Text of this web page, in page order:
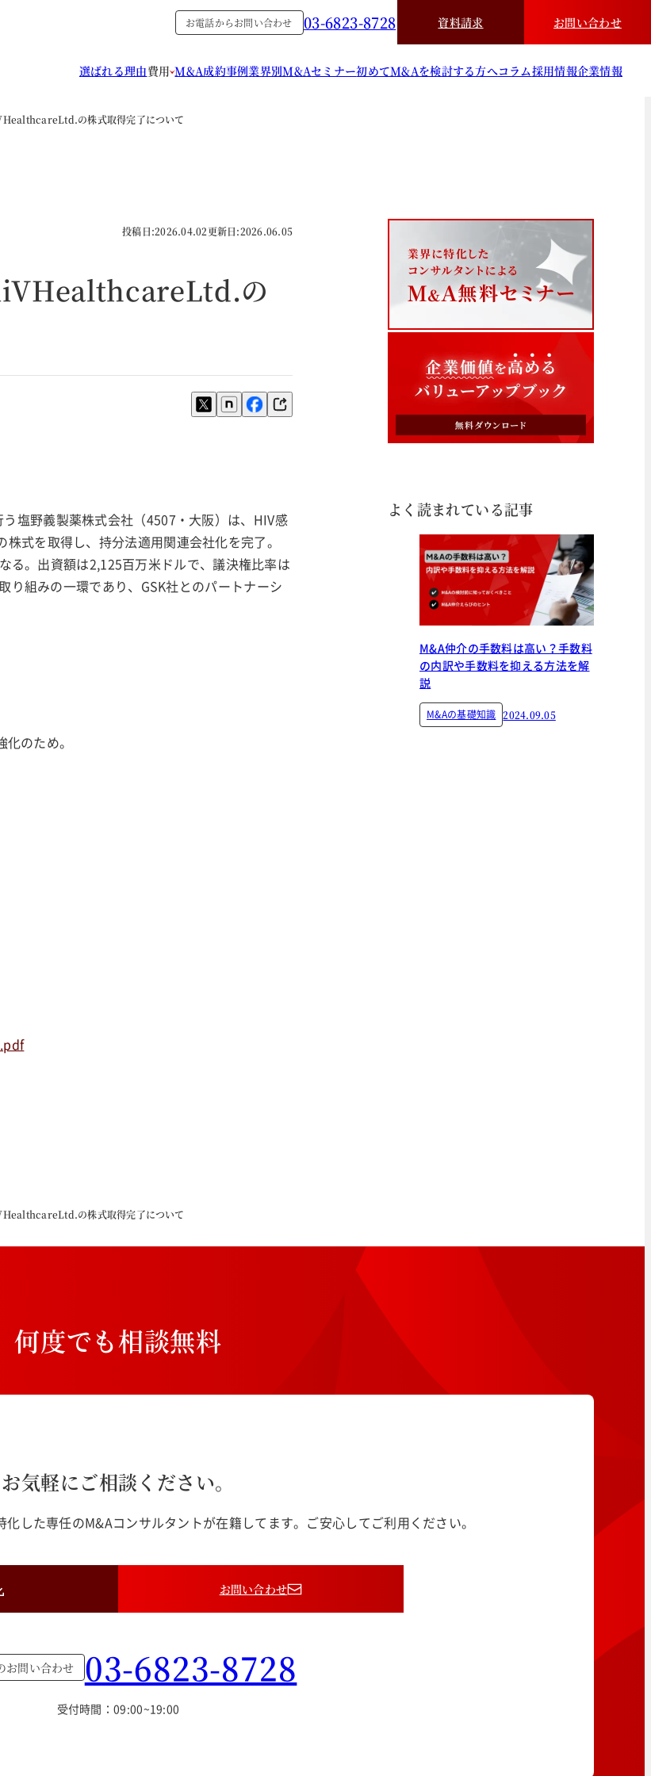
お電話からお問い合わせ 03-6823-8728 資料請求 お問い合わせ
選ばれる理由費用 M&A成約事例業界別M&Aセミナー初めてM&Aを検討する方へコラム採用情報企業情報
の株式取得完了について
投稿日:2026.04.02更新日:2026.06.05
の
塩野義製薬株式会社（4507・大阪）は、HIV感
式を取得し、持分法適用関連会社化を完了。
る。出資額は2,125百万米ドルで、議決権比率は
り組みの一環であり、GSK社とのパートナーシ
のため。
よく読まれている記事
M&A仲介の手数料は高い？手数料
の内訳や手数料を抑える方法を解
説
M&Aの基礎知識 2024.09.05
の株式取得完了について
何度でも相談無料
お気軽にご相談ください。
した専任のM&Aコンサルタントが在籍してます。ご安心してご利用ください。
お問い合わせ
お問い合わせ 03-6823-8728
受付時間：09:00~19:00